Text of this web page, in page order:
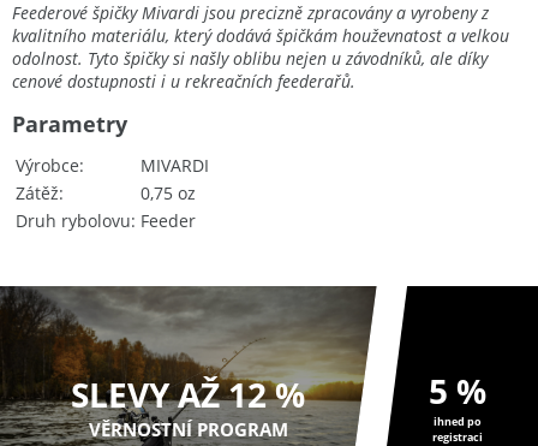
Feederové špičky Mivardi jsou precizně zpracovány a vyrobeny z
kvalitního materiálu, který dodává špičkám houževnatost a velkou
odolnost. Tyto špičky si našly oblibu nejen u závodníků, ale díky
cenové dostupnosti i u rekreačních feederařů.
Výrobce
MIVARDI
Zátěž
0,75 oz
Druh rybolovu Feeder
Parametry
SLEVY AŽ 12 %
VĚRNOSTNÍ PROGRAM
5 %
ihned po
registraci